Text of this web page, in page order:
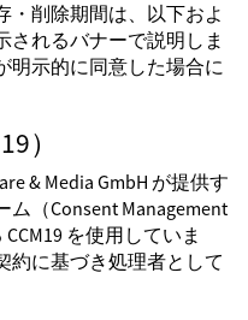
・削除期間は、以下およ
されるバナーで説明しま
明示的に同意した場合に
）
& Media GmbH が提供す
（Consent Management
を使用していま
約に基づき処理者として